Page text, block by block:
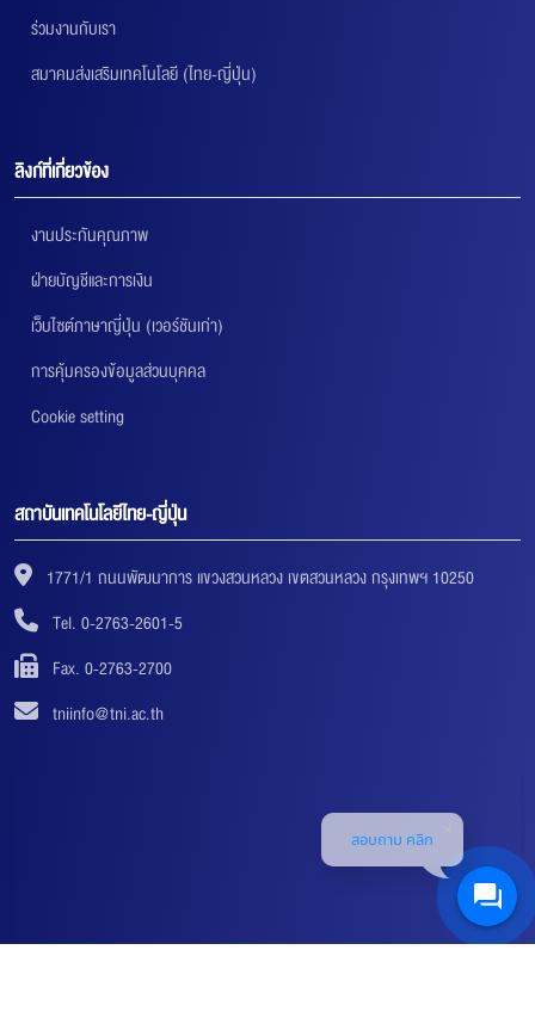
ร่วมงานกับเรา
สมาคมส่งเสริมเทคโนโลยี (ไทย-ญี่ปุ่น)
ลิงก์ที่เกี่ยวข้อง
งานประกันคุณภาพ
ฝ่ายบัญชีและการเงิน
เว็บไซต์ภาษาญี่ปุ่น (เวอร์ชันเก่า)
การคุ้มครองข้อมูลส่วนบุคคล
Cookie setting
สถาบันเทคโนโลยีไทย-ญี่ปุ่น
1771/1 ถนนพัฒนาการ แขวงสวนหลวง เขตสวนหลวง กรุงเทพฯ 10250
Tel. 0-2763-2601-5
Fax. 0-2763-2700
tniinfo@tni.ac.th
สอบถาม คลิก